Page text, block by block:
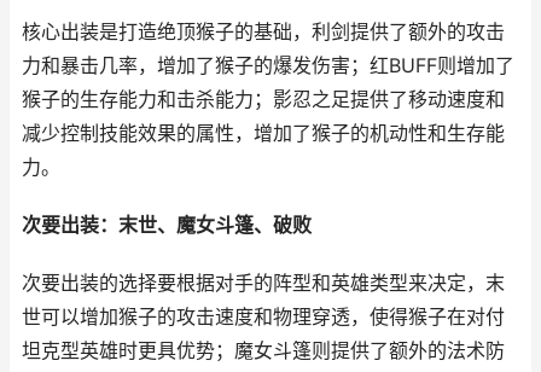
核心出装是打造绝顶猴子的基础，利剑提供了额外的攻击
力和暴击几率，增加了猴子的爆发伤害；红BUFF则增加了
猴子的生存能力和击杀能力；影忍之足提供了移动速度和
减少控制技能效果的属性，增加了猴子的机动性和生存能
力。
次要出装：末世、魔女斗篷、破败
次要出装的选择要根据对手的阵型和英雄类型来决定，末
世可以增加猴子的攻击速度和物理穿透，使得猴子在对付
坦克型英雄时更具优势；魔女斗篷则提供了额外的法术防